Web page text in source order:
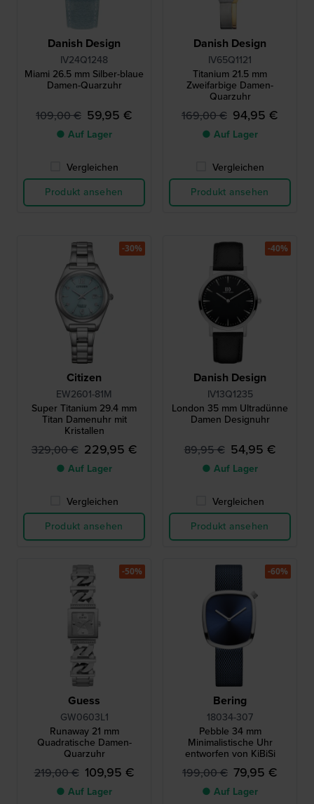
Danish Design
IV24Q1248
Miami 26.5 mm Silber-blaue
Damen-Quarzuhr
109,00 € 59,95 €
● Auf Lager
Vergleichen
Produkt ansehen
Danish Design
IV65Q1121
Titanium 21.5 mm
Zweifarbige Damen-
Quarzuhr
169,00 € 94,95 €
● Auf Lager
Vergleichen
Produkt ansehen
Citizen
EW2601-81M
Super Titanium 29.4 mm
Titan Damenuhr mit
Kristallen
329,00 € 229,95 €
● Auf Lager
Vergleichen
Produkt ansehen
-30%
Danish Design
IV13Q1235
London 35 mm Ultradünne
Damen Designuhr
89,95 € 54,95 €
● Auf Lager
Vergleichen
Produkt ansehen
-40%
Guess
GW0603L1
Runaway 21 mm
Quadratische Damen-
Quarzuhr
219,00 € 109,95 €
● Auf Lager
-50%
Bering
18034-307
Pebble 34 mm
Minimalistische Uhr
entworfen von KiBiSi
199,00 € 79,95 €
● Auf Lager
-60%